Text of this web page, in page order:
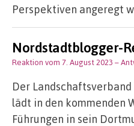
Perspektiven angeregt
Nordstadtblogger-
Reaktion vom 7. August 2023 –
Der
lädt in den kommenden
Führungen in sein